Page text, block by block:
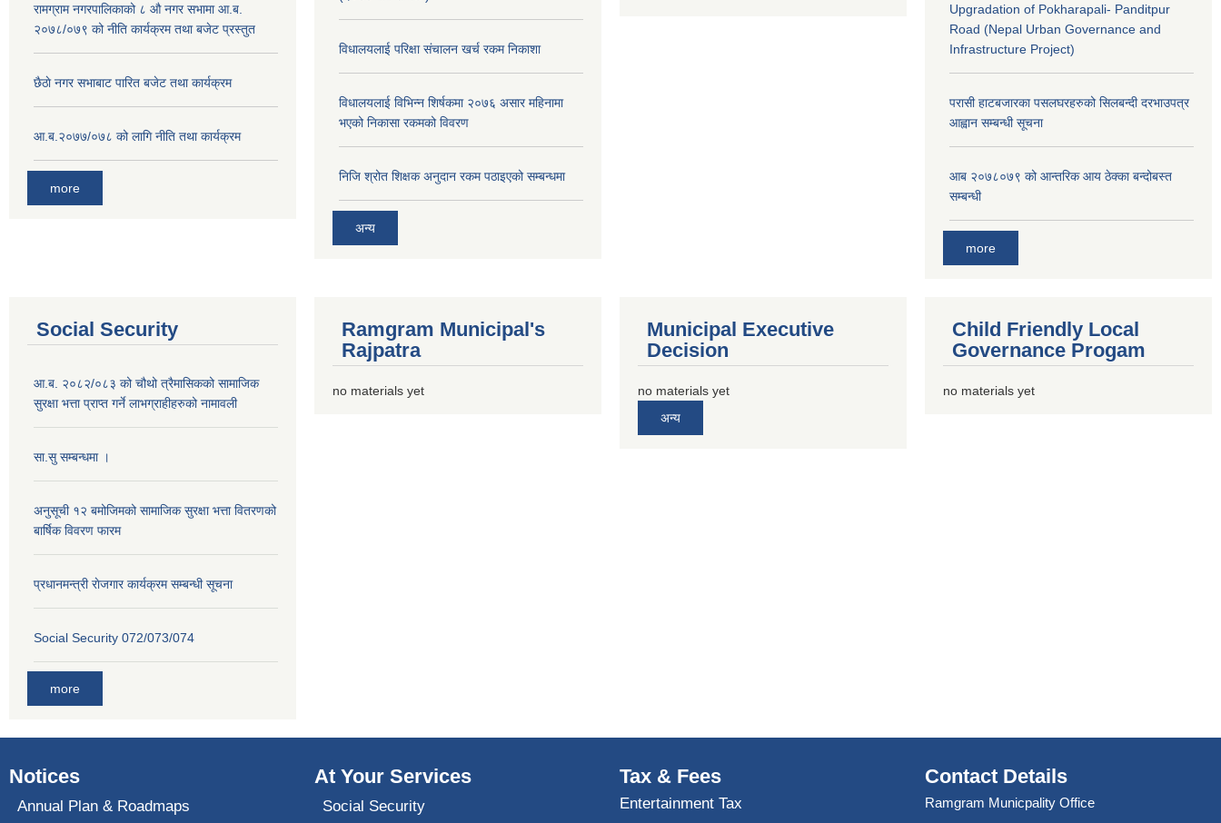
‍रामग्राम नगरपालिकाको ८ औ नगर सभामा आ‍.ब.
२०७८/०७९ को नीति कार्यक्रम तथा बजेट प्रस्तुत
छै‌ठाे नगर सभाबाट पारित बजेट तथा कार्यक्रम
आ.ब.२०७७/०७८ को लागि नीति तथा कार्यक्रम
more
विधालयलाई परिक्षा स‌ंचालन खर्च रकम निकाशा
विधालयलाई विभिन्न शिर्षकमा २०७६ असार महिनामा
भएको निकासा रकमको विवरण
निजि श्रोत शिक्षक अनुदान रकम पठाइएको सम्बन्धमा
अन्य
Upgradation of Pokharapali- Panditpur
Road (Nepal Urban Governance and
Infrastructure Project)
परासी हाटबजारका पसलघरहरुको सिलबन्दी दरभाउपत्र
आह्वान सम्बन्धी सूचना
आ‍ब २०७८०७९ को आन्तरिक आय ठेक्का बन्दोबस्त
सम्बन्धी
more
Social Security
आ.ब. २०८२/०८३ को चौथो त्रैमासिकको सामाजिक
सुरक्षा भत्ता प्राप्त गर्ने लाभग्राहीहरुको नामावली
सा.सु सम्बन्धमा ।
अनुसूची १२ बमोजिमको सामाजिक सुरक्षा भत्ता वितरणको
बार्षिक विवरण फारम
प्रधानमन्त्री राेजगार कार्यक्रम सम्बन्धी सूचना
Social Security 072/073/074
more
Ramgram Municipal's
Rajpatra
no materials yet
Municipal Executive
Decision
no materials yet
अन्य
Child Friendly Local
Governance Progam
no materials yet
Notices
Annual Plan & Roadmaps
At Your Services
Social Security
Tax & Fees
Entertainment Tax
Contact Details
Ramgram Municpality Office